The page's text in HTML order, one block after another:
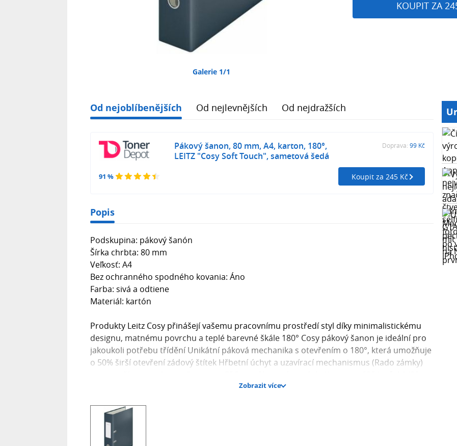
Galerie 1/1
KOUPIT ZA
Od nejoblíbenějších Od nejlevnějších Od nejdražších
91 %
Pákový šanon, 80 mm, A4, karton, 180°,
LEITZ "Cosy Soft Touch", sametová šedá
Doprava: 99 Kč
Koupit za 245 Kč
Popis
Podskupina: pákový šanón
Šírka chrbta: 80 mm
Veľkosť: A4
Bez ochranného spodného kovania: Áno
Farba: sivá a odtiene
Materiál: kartón
Produkty Leitz Cosy přinášejí vašemu pracovnímu prostředí styl díky minimalistickému
designu, matnému povrchu a teplé barevné škále 180° Cosy pákový šanon je ideální pro
jakoukoli potřebu třídění Unikátní páková mechanika s otevřením o 180°, která umožňuje
o 50% širší otevření zádový štítek Hřbetní úchyt a uzavírací mechanismus (Rado zámky)
g/m2) Barva: sametová šedá Značka: LEITZ Výrobce: Esselte Kft. Adresa: 1139 Budapest,
hungarymarketing@acco.com
Zobrazit více